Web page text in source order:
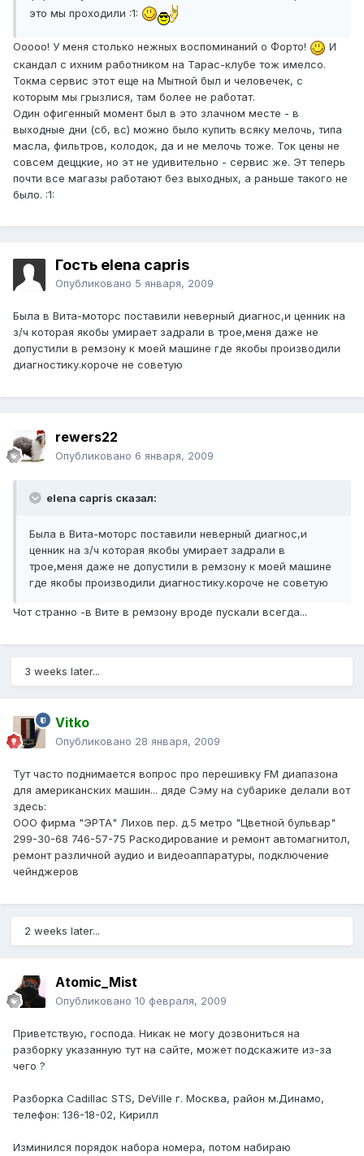
это мы проходили :1:
Ооооо! У меня столько нежных воспоминаний о Форто!
И
скандал с ихним работником на Тарас-клубе тож имелсо.
Токма сервис этот еще на Мытной был и человечек, с
которым мы грызлися, там более не работат.
Один офигенный момент был в это злачном месте - в
выходные дни (сб, вс) можно было купить всяку мелочь, типа
масла, фильтров, колодок, да и не мелочь тоже. Ток цены не
совсем деццкие, но эт не удивительно - сервис же. Эт теперь
почти все магазы работают без выходных, а раньше такого не
было. :1:
Гость elena capris
Опубликовано 5 января, 2009
Была в Вита-моторс поставили неверный диагнос,и ценник на
з/ч которая якобы умирает задрали в трое,меня даже не
допустили в ремзону к моей машине где якобы производили
диагностику.короче не советую
rewers22
Опубликовано 6 января, 2009
elena capris сказал:
Была в Вита-моторс поставили неверный диагнос,и
ценник на з/ч которая якобы умирает задрали в
трое,меня даже не допустили в ремзону к моей машине
где якобы производили диагностику.короче не советую
Чот странно -в Вите в ремзону вроде пускали всегда...
3 weeks later...
Vitko
Опубликовано 28 января, 2009
Тут часто поднимается вопрос про перешивку FM диапазона
для американских машин... дяде Сэму на субарике делали вот
здесь:
ООО фирма "ЭРТА" Лихов пер. д.5 метро "Цветной бульвар"
299-30-68 746-57-75 Раскодирование и ремонт автомагнитол,
ремонт различной аудио и видеоаппаратуры, подключение
чейнджеров
2 weeks later...
Atomic_Mist
Опубликовано 10 февраля, 2009
Приветствую, господа. Никак не могу дозвониться на
разборку указанную тут на сайте, может подскажите из-за
чего ?
Разборка Cadillac STS, DeVille г. Москва, район м.Динамо,
телефон: 136-18-02, Кирилл
Изминился порядок набора номера, потом набираю